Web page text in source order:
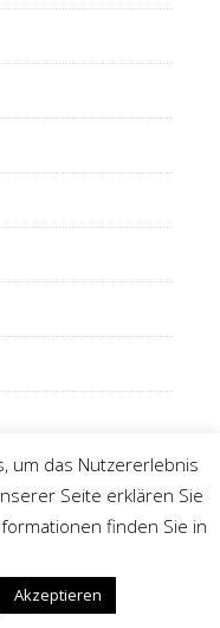
um das Nutzererlebnis
Seite erklären Sie
finden Sie in
Akzeptieren